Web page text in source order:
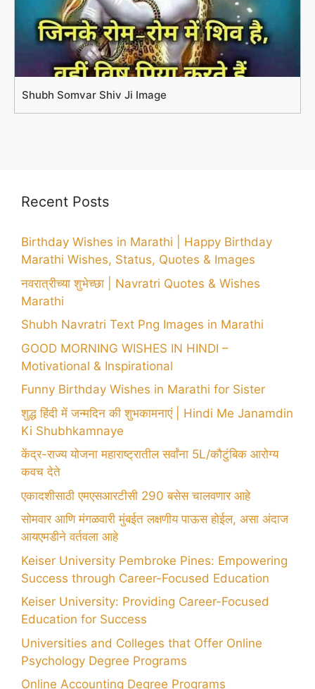
Shubh Somvar Shiv Ji Image
Recent Posts
Birthday Wishes in Marathi | Happy Birthday
Marathi Wishes, Status, Quotes & Images
नवरात्रीच्या शुभेच्छा | Navratri Quotes & Wishes
Marathi
Shubh Navratri Text Png Images in Marathi
GOOD MORNING WISHES IN HINDI –
Motivational & Inspirational
Funny Birthday Wishes in Marathi for Sister
शुद्ध हिंदी में जन्मदिन की शुभकामनाएं | Hindi Me Janamdin
Ki Shubhkamnaye
केंद्र-राज्य योजना महाराष्ट्रातील सर्वांना 5L/कौटुंबिक आरोग्य
कवच देते
एकादशीसाठी एमएसआरटीसी 290 बसेस चालवणार आहे
सोमवार आणि मंगळवारी मुंबईत लक्षणीय पाऊस होईल, असा अंदाज
आयएमडीने वर्तवला आहे
Keiser University Pembroke Pines: Empowering
Success through Career-Focused Education
Keiser University: Providing Career-Focused
Education for Success
Universities and Colleges that Offer Online
Psychology Degree Programs
Online Accounting Degree Programs